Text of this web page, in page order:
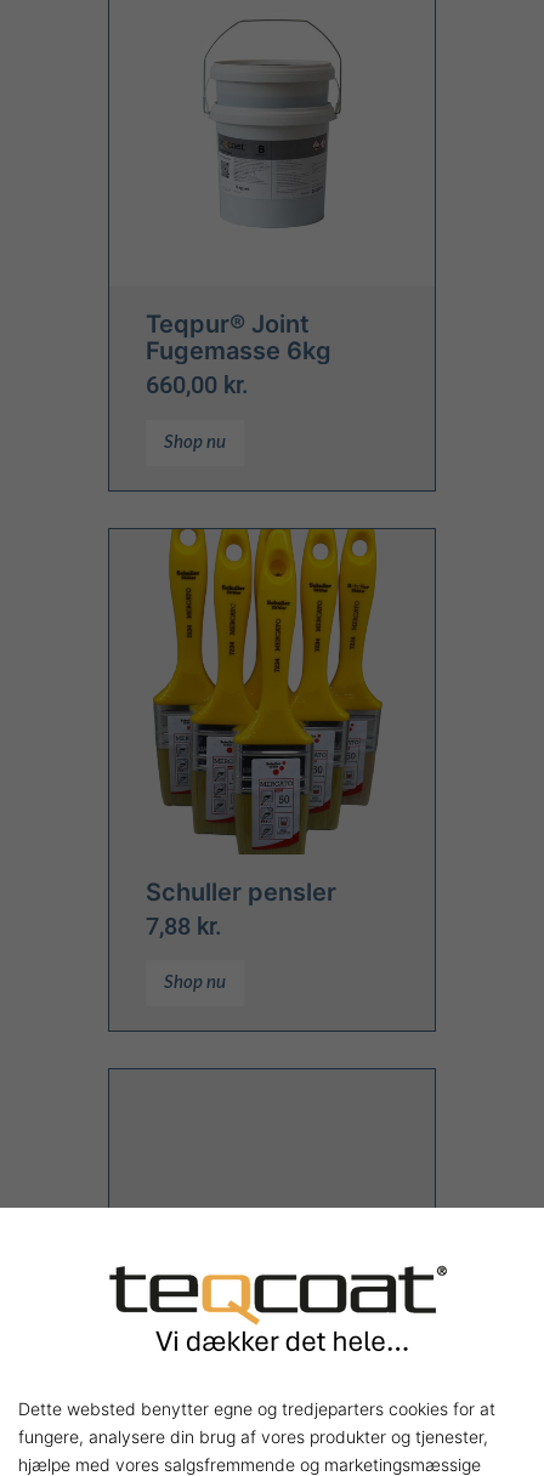
Teqpur® Joint
Fugemasse 6kg
660,00 kr.
Shop nu
Schuller pensler
7,88 kr.
Shop nu
Malerulle
5,40 kr.
Dette websted benytter egne og tredjeparters cookies for at
fungere, analysere din brug af vores produkter og tjenester,
hjælpe med vores salgsfremmende og marketingsmæssige